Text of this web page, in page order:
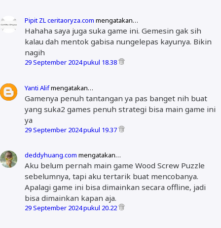
Pipit ZL ceritaoryza.com mengatakan…
Hahaha saya juga suka game ini. Gemesin gak sih
kalau dah mentok gabisa nungelepas kayunya. Bikin
nagih
29 September 2024 pukul 18.38
Yanti Alifmengatakan…
Gamenya penuh tantangan ya pas banget nih buat
yang suka2 games penuh strategi bisa main game ini
ya
29 September 2024 pukul 19.37
deddyhuang.com mengatakan…
Aku belum pernah main game Wood Screw Puzzle
sebelumnya, tapi aku tertarik buat mencobanya.
Apalagi game ini bisa dimainkan secara offline, jadi
bisa dimainkan kapan aja.
29 September 2024 pukul 20.22